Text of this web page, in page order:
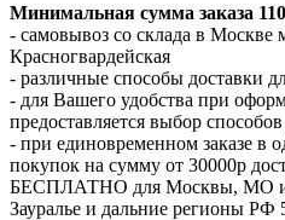
Минимальная сумма заказа
- самовывоз со склада в Москве
Красногвардейская
- различные способы доставки
- для Вашего удобства при
предоставляется выбор
- при единовременном заказе в
покупок на сумму от 30000р
БЕСПЛАТНО для Москвы, МО и
Зауралье и дальние регионы РФ